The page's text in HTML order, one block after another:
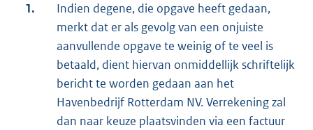
1.
Indien degene, die opgave heeft gedaan,
merkt dat er als gevolg van een onjuiste
aanvullende opgave te weinig of te veel is
betaald, dient hiervan onmiddellijk schriftelijk
bericht te worden gedaan aan het
Havenbedrijf Rotterdam NV. Verrekening zal
dan naar keuze plaatsvinden via een factuur